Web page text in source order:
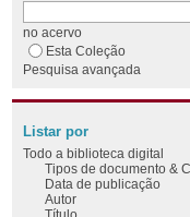
no acervo
Esta Coleção
Pesquisa avançada
Listar por
Todo a biblioteca digital
Tipos de documento &
Data de publicação
Autor